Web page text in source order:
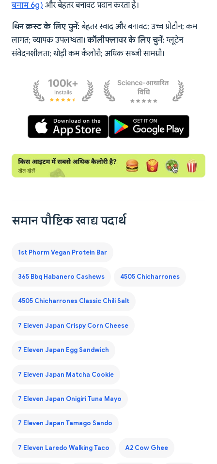
बनाम 6g) और बेहतर बनावट प्रदान करता है।
थिन क्रस्ट के लिए चुनें:बेहतर स्वाद और बनावट; उच्च प्रोटीन; कम
लागत; व्यापक उपलब्धता।कॉलीफ्लावर के लिए चुनें: ग्लूटेन
संवेदनशीलता; थोड़ी कम कैलोरी; अधिक सब्जी सामग्री।
समान पौष्टिक खाद्य पदार्थ
1st Phorm Vegan Protein Bar
365 Bbq Habanero Cashews 4505 Chicharrones
4505 Chicharrones Classic Chili Salt
7 Eleven Japan Crispy Corn Cheese
7 Eleven Japan Egg Sandwich
7 Eleven Japan Matcha Cookie
7 Eleven Japan Onigiri Tuna Mayo
7 Eleven Japan Tamago Sando
7 Eleven Laredo Walking Taco A2 Cow Ghee